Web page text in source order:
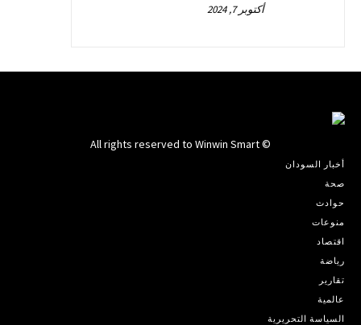
أكتوبر 7, 2024
© All rights reserved to Winwin Smart
أخبار السودان
صحة
حوادث
منوعات
اقتصاد
رياضة
تقارير
عالمية
السياسة التحريرية